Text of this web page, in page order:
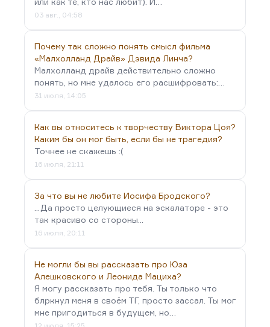
03 авг., 04:58
Почему так сложно понять смысл фильма
«Малхолланд Драйв» Дэвида Линча?
Малхолланд драйв действительно сложно
понять, но мне удалось его расшифровать:…
31 июля, 14:05
Как вы относитесь к творчеству Виктора Цоя?
Каким бы он мог быть, если бы не трагедия?
Точнее не скажешь :(
16 июля, 21:11
За что вы не любите Иосифа Бродского?
...Да просто целующиеся на эскалаторе - это
так красиво со стороны...
16 июля, 20:11
Не могли бы вы рассказать про Юза
Алешковского и Леонида Мациха?
Я могу рассказать про тебя. Ты только что
блркнул меня в своём ТГ, просто зассал. Ты мог
мне пригодиться в будущем, но…